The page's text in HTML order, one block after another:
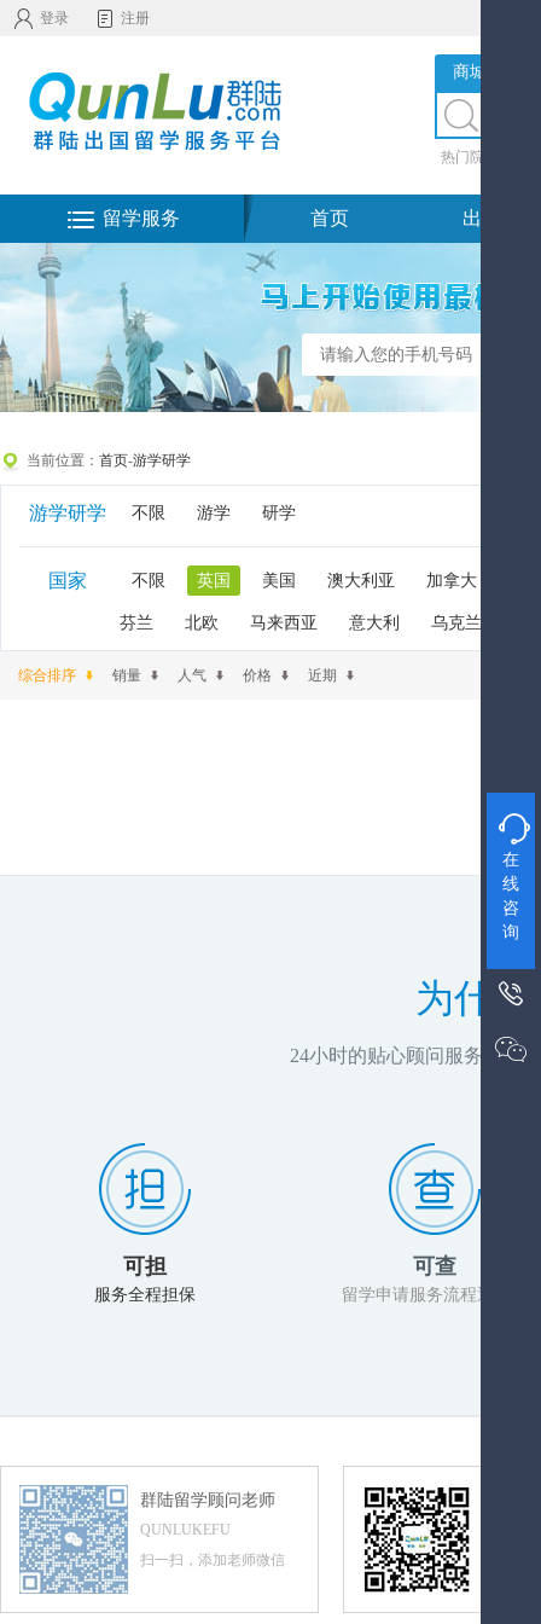
登录 注册
商城服务
热门院校
留学服务 首页 出国留学
当前位置： 首页-游学研学
游学研学 不限 游学 研学
国家 不限 英国 美国 澳大利亚 加拿大
芬兰 北欧 马来西亚 意大利 乌克兰
综合排序 销量 人气 价格 近期
为什
24小时的贴心顾问服务，推
可担
服务全程担保
可查
留学申请服务流程透明化
群陆留学顾问老师
QUNLUKEFU
扫一扫，添加老师微信

在
线
咨
询

